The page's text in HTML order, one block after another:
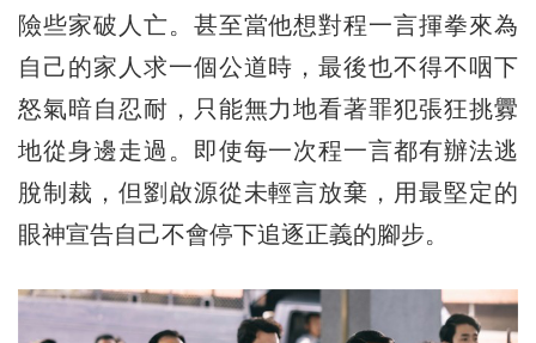
險些家破人亡。甚至當他想對程一言揮拳來為
自己的家人求一個公道時，最後也不得不咽下
怒氣暗自忍耐，只能無力地看著罪犯張狂挑釁
地從身邊走過。即使每一次程一言都有辦法逃
脫制裁，但劉啟源從未輕言放棄，用最堅定的
眼神宣告自己不會停下追逐正義的腳步。